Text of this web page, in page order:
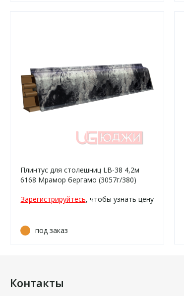
Плинтус для столешниц LB-38 4,2м
6168 Мрамор бергамо (3057г/380)
Зарегистрируйтесь, чтобы узнать цену
под заказ
Контакты